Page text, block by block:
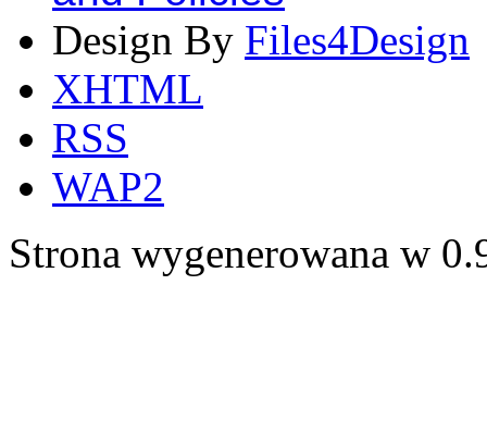
Design By Files4Design
XHTML
RSS
WAP2
Strona wygenerowana w